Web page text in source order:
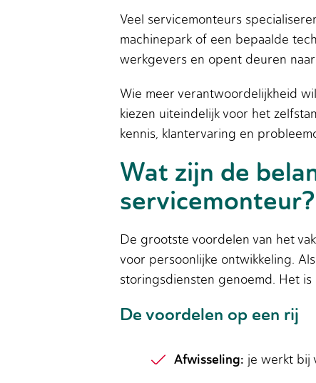
Veel servicemonteurs
machinepark of een bepaalde
werkgevers en opent deuren
Wie meer verantwoordelijkheid
kiezen uiteindelijk voor het
kennis, klantervaring en
Wat zijn de
servicemonteur?
De grootste voordelen van het
voor persoonlijke ontwikkeling.
storingsdiensten genoemd. Het
De voordelen op een rij
Afwisseling: je werkt bij